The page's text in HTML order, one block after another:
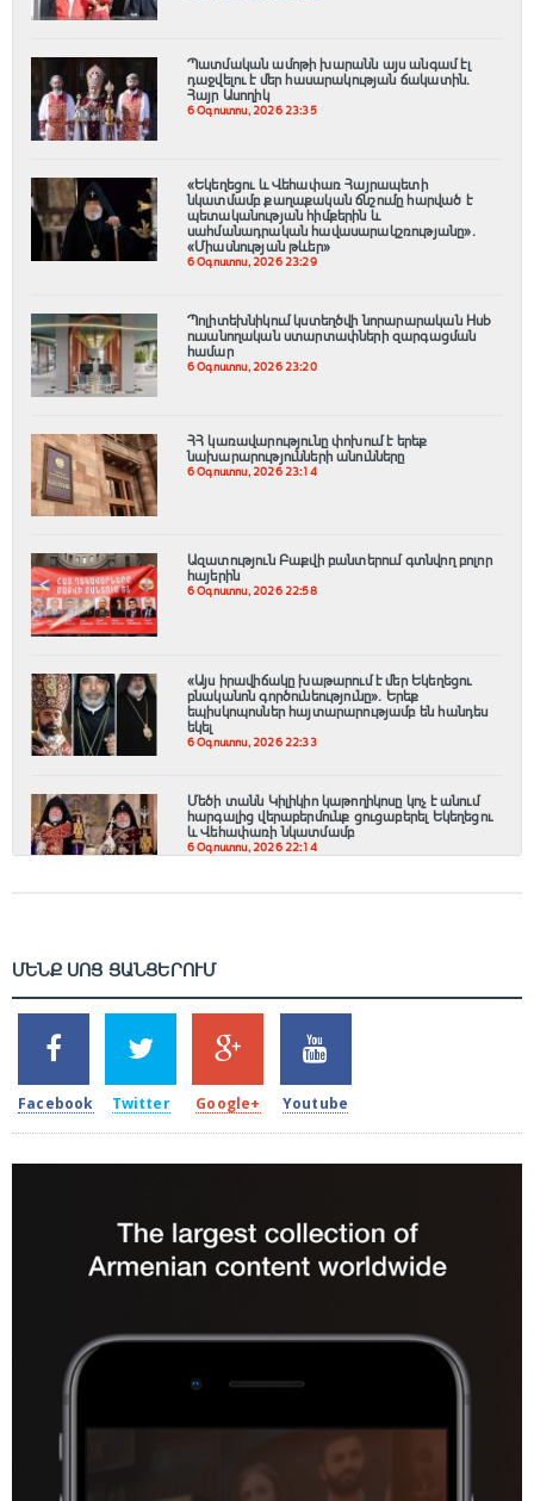
Պատմական ամոթի խարանն այս անգամ էլ
դաջվելու է մեր հասարակության ճակատին․
Հայր Ասողիկ
6 Օգոստոս, 2026 23:35
«Եկեղեցու և Վեհափառ Հայրապետի
նկատմամբ քաղաքական ճնշումը հարված է
պետականության հիմքերին և
սահմանադրական հավասարակշռությանը»․
«Միասնության թևեր»
6 Օգոստոս, 2026 23:29
Պոլիտեխնիկում կստեղծվի նորարարական Hub
ուսանողական ստարտափների զարգացման
համար
6 Օգոստոս, 2026 23:20
ՀՀ կառավարությունը փոխում է երեք
նախարարությունների անունները
6 Օգոստոս, 2026 23:14
Ազատություն Բաքվի բանտերում գտնվող բոլոր
հայերին
6 Օգոստոս, 2026 22:58
«Այս իրավիճակը խաթարում է մեր Եկեղեցու
բնականոն գործունեությունը»․ Երեք
եպիսկոպոսներ հայտարարությամբ են հանդես
եկել
6 Օգոստոս, 2026 22:33
Մեծի տանն Կիլիկիո կաթողիկոսը կոչ է անում
հարգալից վերաբերմունք ցուցաբերել Եկեղեցու
և Վեհափառի նկատմամբ
6 Օգոստոս, 2026 22:14
ՄԵՆՔ ՍՈՑ ՑԱՆՑԵՐՈՒՄ
2k
SHARES
Facebook
1.5k
TWEETS
Twitter
203
SHARES
Google+
620
SHARES
Youtube